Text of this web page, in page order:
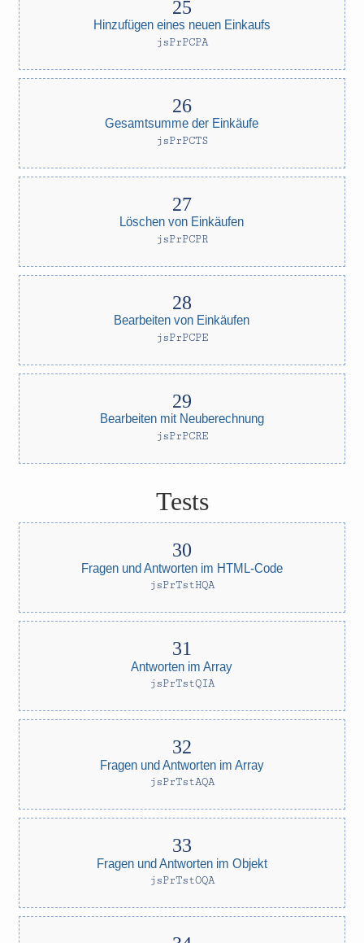
Hinzufügen eines neuen Einkaufs
jsPrPCPA
Gesamtsumme der Einkäufe
jsPrPCTS
Löschen von Einkäufen
jsPrPCPR
Bearbeiten von Einkäufen
jsPrPCPE
Bearbeiten mit Neuberechnung
jsPrPCRE
Tests
Fragen und Antworten im HTML-Code
jsPrTstHQA
Antworten im Array
jsPrTstQIA
Fragen und Antworten im Array
jsPrTstAQA
Fragen und Antworten im Objekt
jsPrTstOQA